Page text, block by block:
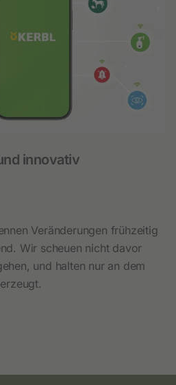
innovativ
Veränderungen frühzeitig
Wir scheuen nicht davor
und halten nur an dem